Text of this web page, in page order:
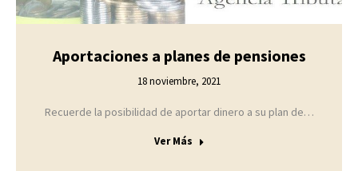
Aportaciones a planes de pensiones
18 noviembre, 2021
Recuerde la posibilidad de aportar dinero a su plan de…
Ver Más